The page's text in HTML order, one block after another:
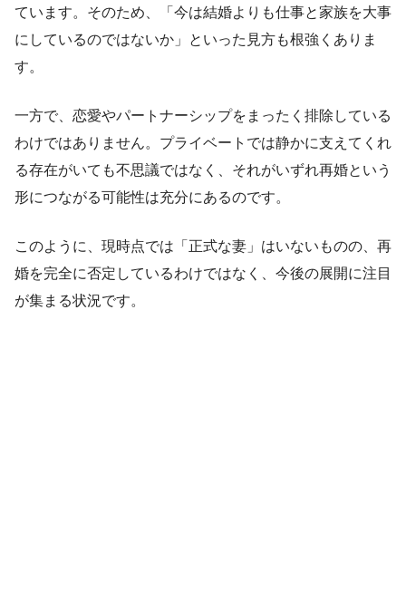
ています。そのため、「今は結婚よりも仕事と家族を大事
にしているのではないか」といった見方も根強くありま
す。
一方で、恋愛やパートナーシップをまったく排除している
わけではありません。プライベートでは静かに支えてくれ
る存在がいても不思議ではなく、それがいずれ再婚という
形につながる可能性は充分にあるのです。
このように、現時点では「正式な妻」はいないものの、再
婚を完全に否定しているわけではなく、今後の展開に注目
が集まる状況です。